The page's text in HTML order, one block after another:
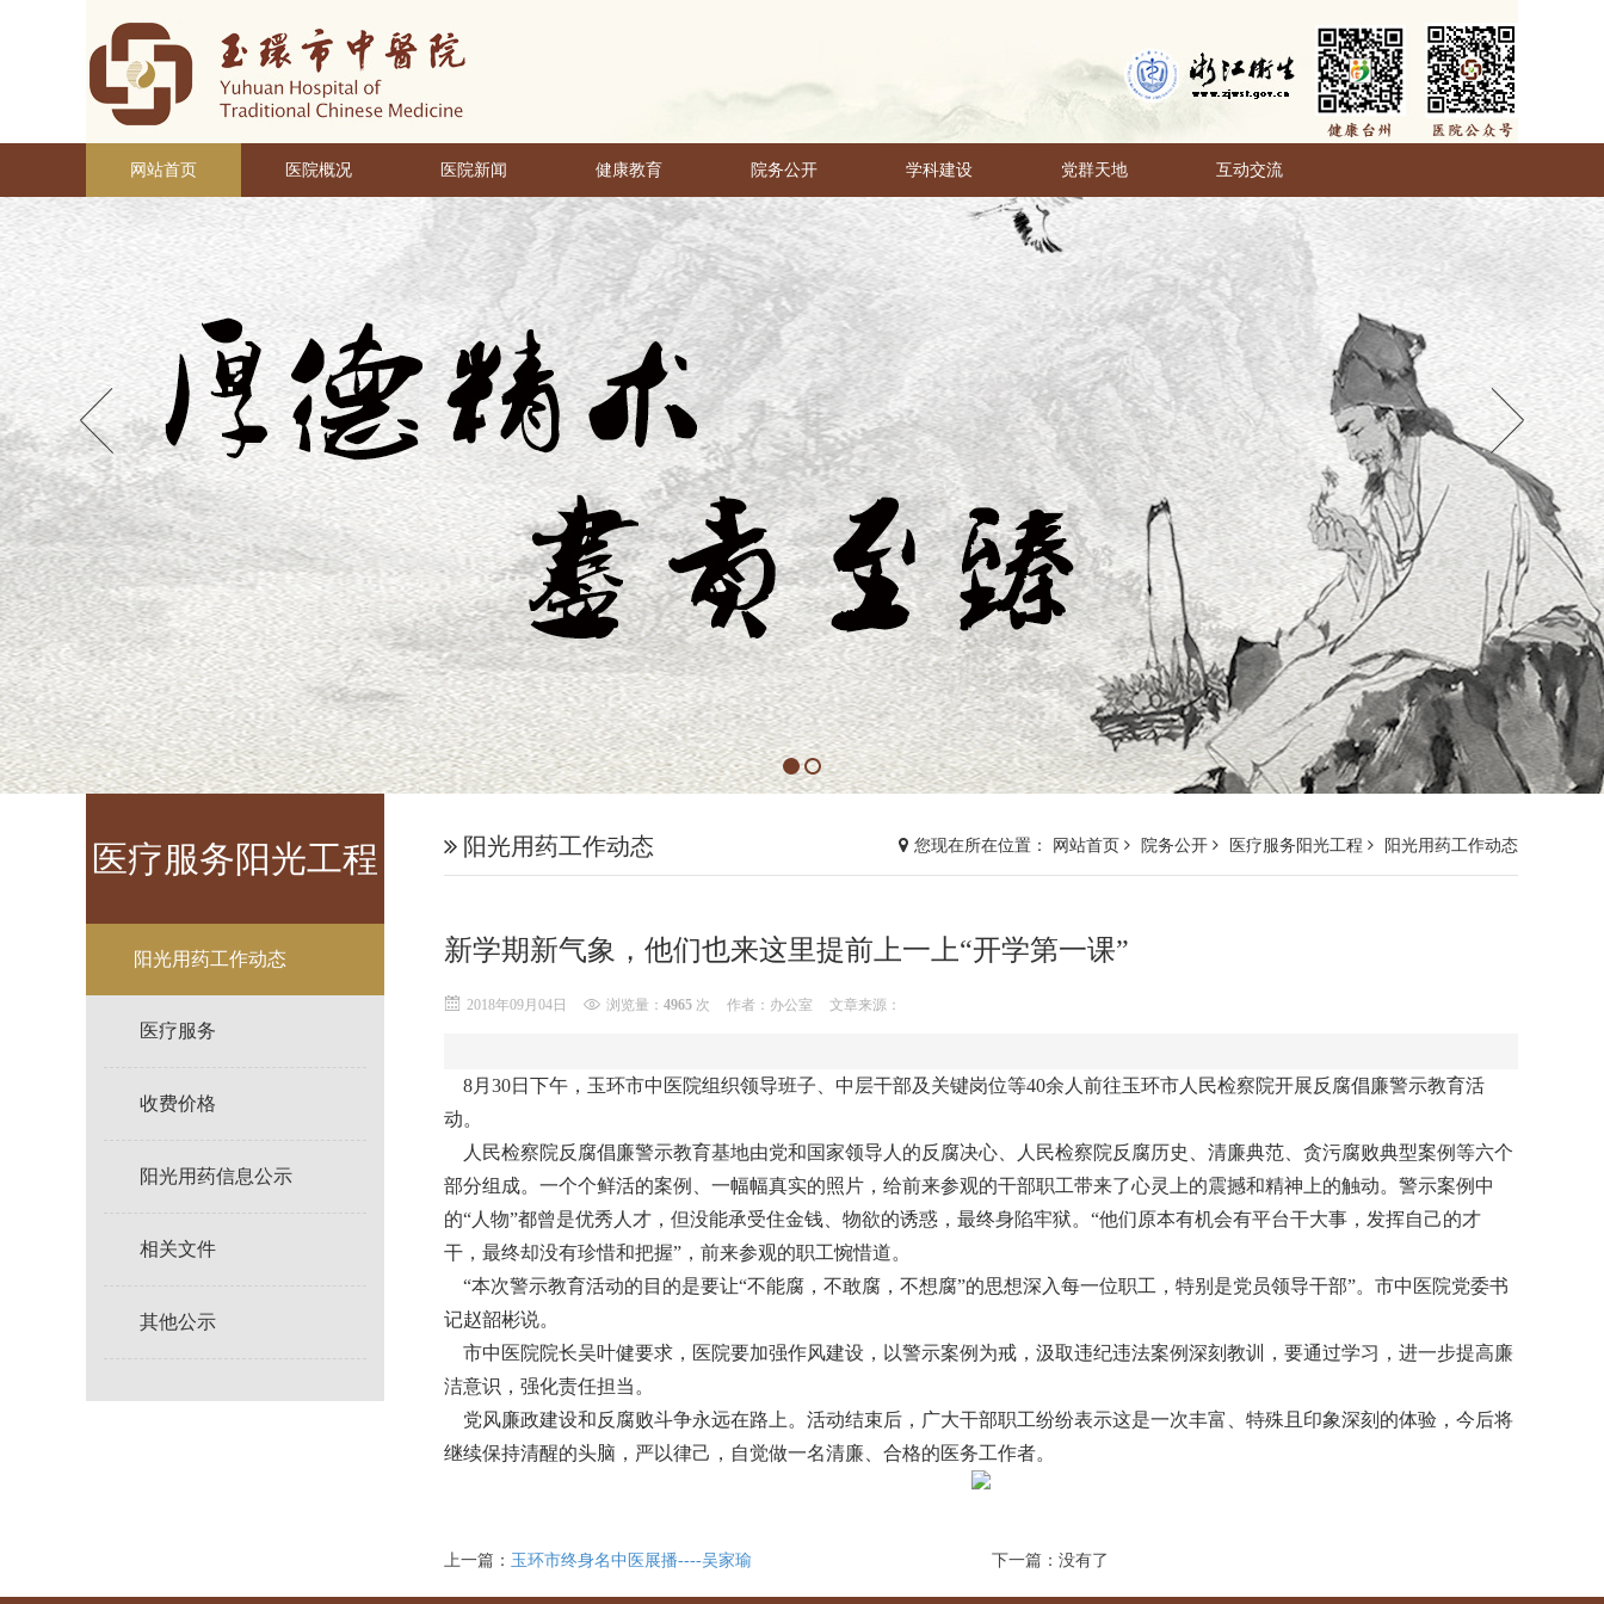
网站首页 医院概况 医院新闻 健康教育 院务公开 学科建设 党群天地 互动交流
医疗服务阳光工程
阳光用药工作动态
医疗服务
收费价格
阳光用药信息公示
相关文件
其他公示
您现在所在位置： 网站首页 院务公开 医疗服务阳光工程 阳光用药工作动态
阳光用药工作动态
新学期新气象，他们也来这里提前上一上“开学第一课”
2018年09月04日 浏览量： 4965 次 作者：办公室 文章来源：
8月30日下午，玉环市中医院组织领导班子、中层干部及关键岗位等40余人前往玉环市人民检察院开展反腐倡廉警示教育活
动。
人民检察院反腐倡廉警示教育基地由党和国家领导人的反腐决心、人民检察院反腐历史、清廉典范、贪污腐败典型案例等六个
部分组成。一个个鲜活的案例、一幅幅真实的照片，给前来参观的干部职工带来了心灵上的震撼和精神上的触动。警示案例中
的“人物”都曾是优秀人才，但没能承受住金钱、物欲的诱惑，最终身陷牢狱。“他们原本有机会有平台干大事，发挥自己的才
干，最终却没有珍惜和把握”，前来参观的职工惋惜道。
“本次警示教育活动的目的是要让“不能腐，不敢腐，不想腐”的思想深入每一位职工，特别是党员领导干部”。市中医院党委书
记赵韶彬说。
市中医院院长吴叶健要求，医院要加强作风建设，以警示案例为戒，汲取违纪违法案例深刻教训，要通过学习，进一步提高廉
洁意识，强化责任担当。
党风廉政建设和反腐败斗争永远在路上。活动结束后，广大干部职工纷纷表示这是一次丰富、特殊且印象深刻的体验，今后将
继续保持清醒的头脑，严以律己，自觉做一名清廉、合格的医务工作者。
上一篇： 玉环市终身名中医展播----吴家瑜 下一篇：没有了